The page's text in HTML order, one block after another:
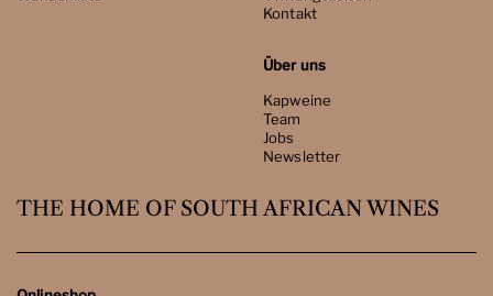
Kontakt
Über uns
Kapweine
Team
Jobs
Newsletter
THE HOME OF SOUTH AFRICAN WINES